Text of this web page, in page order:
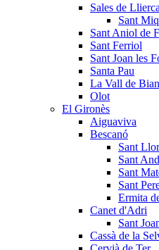
Sales de Llierca
Sant
Sant Aniol de
Sant Ferriol
Sant Joan les
Santa Pau
La Vall de
Olot
El Gironès
Aiguaviva
Bescanó
Sant
Sant
Sant
Sant
Ermita
Canet d'Adri
Sant
Cassà de la